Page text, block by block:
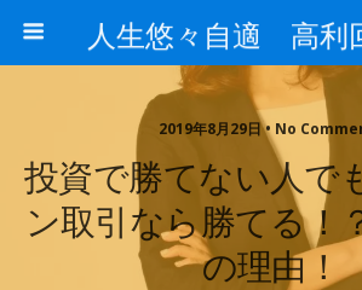
2019年8月29日 • No
投資で勝てない人で
ン取引なら勝てる！
の理由！